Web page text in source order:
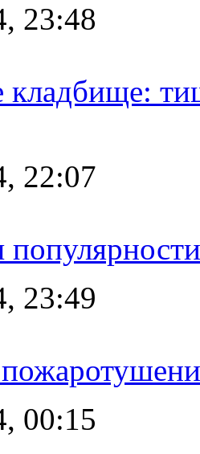
23:48
кладбище:
22:07
23:49
00:15